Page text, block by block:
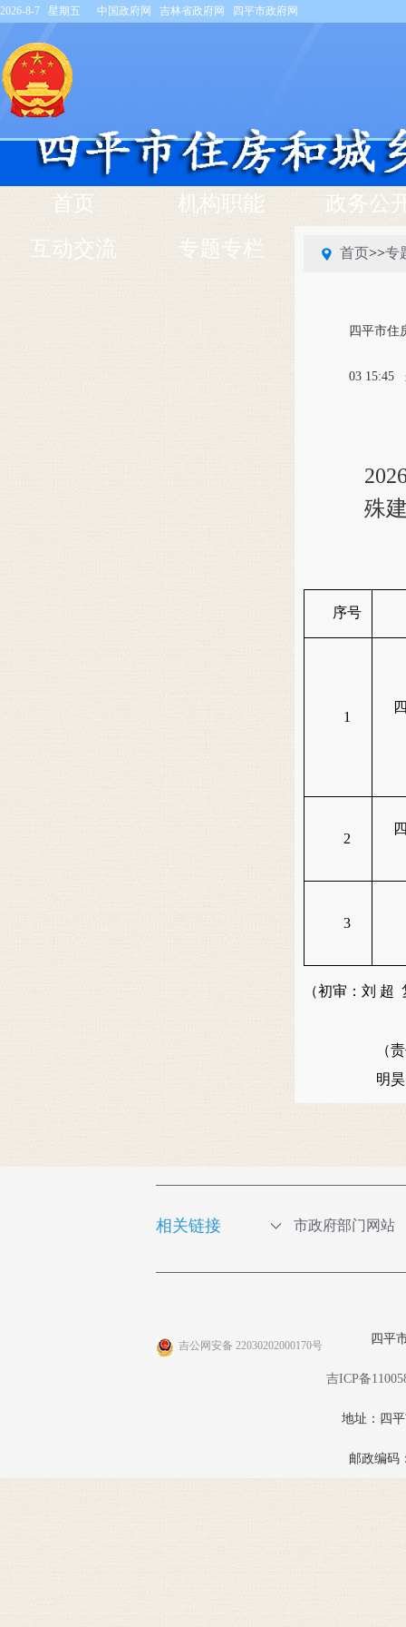
2026-8-7 星期五 中国政府网 吉林省政府网 四平市政府网
首页 机构职能
政务公
互动交流
专题专栏 首页>>专
四平市住
03 15:45
殊
序号
1
2
3
（初审：刘
（
明
相关链接 市政府部门网站
吉公网安备 22030202000170号 四平
吉ICP备
地址：四
邮政编码